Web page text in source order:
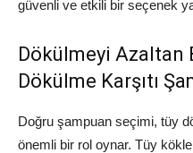
güvenli ve etkili bir seçenek
Dökülmeyi Azaltan
Dökülme Karşıtı
Doğru şampuan seçimi, tüy
önemli bir rol oynar. Tüy